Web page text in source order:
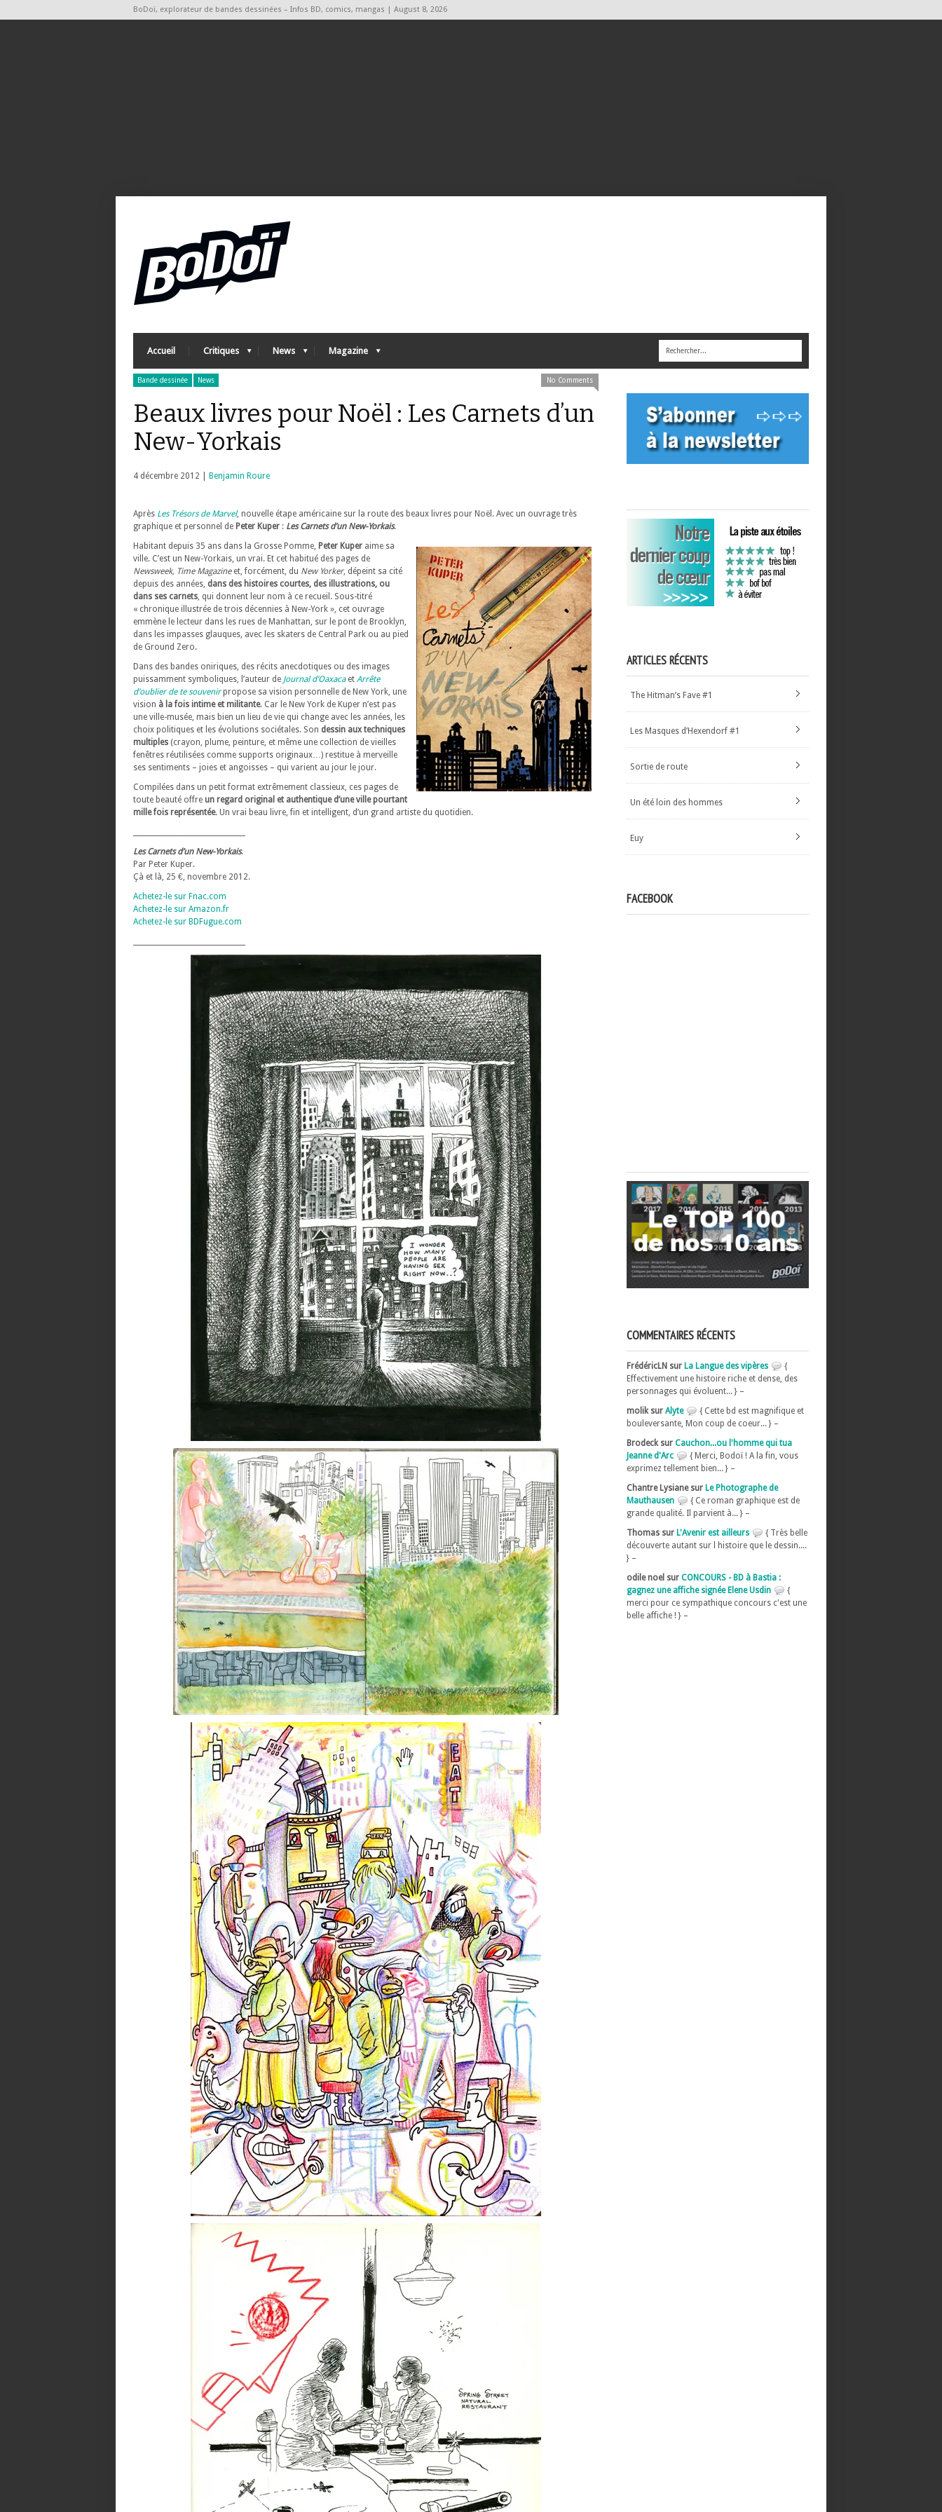
BoDoï, explorateur de bandes dessinées – Infos BD, comics, mangas | August 8, 2026
Accueil Critiques News Magazine
Bande dessinée News No Comments
Beaux livres pour Noël : Les Carnets d’un
New-Yorkais
4 décembre 2012 | Benjamin Roure
Après Les Trésors de Marvel, nouvelle étape américaine sur la route des beaux livres pour Noël. Avec un ouvrage très
graphique et personnel de Peter Kuper : Les Carnets d’un New-Yorkais.
Habitant depuis 35 ans dans la Grosse Pomme, Peter Kuper aime sa
ville. C’est un New-Yorkais, un vrai. Et cet habitué des pages de
Newsweek, Time Magazineet, forcément, du New Yorker, dépeint sa cité
depuis des années, dans des histoires courtes, des illustrations, ou
dans ses carnets, qui donnent leur nom à ce recueil. Sous-titré
« chronique illustrée de trois décennies à New-York », cet ouvrage
emmène le lecteur dans les rues de Manhattan, sur le pont de Brooklyn,
dans les impasses glauques, avec les skaters de Central Park ou au pied
de Ground Zero.
Dans des bandes oniriques, des récits anecdotiques ou des images
puissamment symboliques, l’auteur de Journal d’Oaxaca et Arrête
d’oublier de te souvenirpropose sa vision personnelle de New York, une
vision à la fois intime et militante. Car le New York de Kuper n’est pas
une ville-musée, mais bien un lieu de vie qui change avec les années, les
choix politiques et les évolutions sociétales. Son dessin aux techniques
multiples (crayon, plume, peinture, et même une collection de vieilles
fenêtres réutilisées comme supports originaux…) restitue à merveille
ses sentiments – joies et angoisses – qui varient au jour le jour.
Compilées dans un petit format extrêmement classieux, ces pages de
toute beauté offre un regard original et authentique d’une ville pourtant
mille fois représentée. Un vrai beau livre, fin et intelligent, d’un grand artiste du quotidien.
Les Carnets d’un New-Yorkais.
Par Peter Kuper.
Çà et là, 25 €, novembre 2012.
Achetez-le sur Fnac.com
Achetez-le sur Amazon.fr
Achetez-le sur BDFugue.com
ARTICLES RÉCENTS
The Hitman’s Fave #1
Les Masques d’Hexendorf #1
Sortie de route
Un été loin des hommes
Euy
FACEBOOK
COMMENTAIRES RÉCENTS
FrédéricLN sur La Langue des vipères
{
Effectivement une histoire riche et dense, des
personnages qui évoluent... } –
molik sur Alyte
{ Cette bd est magnifique et
bouleversante, Mon coup de coeur... } –
Brodeck sur Cauchon...ou l'homme qui tua
Jeanne d'Arc
{ Merci, Bodoï ! A la fin, vous
exprimez tellement bien... } –
Chantre Lysiane sur Le Photographe de
Mauthausen
{ Ce roman graphique est de
grande qualité. Il parvient à... } –
Thomas sur L'Avenir est ailleurs
{ Très belle
découverte autant sur l histoire que le dessin....
} –
odile noel sur CONCOURS - BD à Bastia :
gagnez une affiche signée Elene Usdin
{
merci pour ce sympathique concours c'est une
belle affiche ! } –